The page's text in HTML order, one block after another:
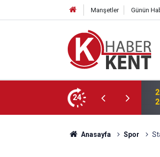
Manşetler Günün
24
Eğlenceyi Bir Araya Getiriyor
Anasayfa Spor